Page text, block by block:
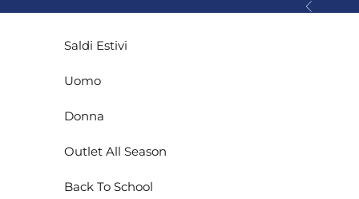
Precedente
Saldi Estivi
Uomo
Donna
Outlet All Season
Back To School